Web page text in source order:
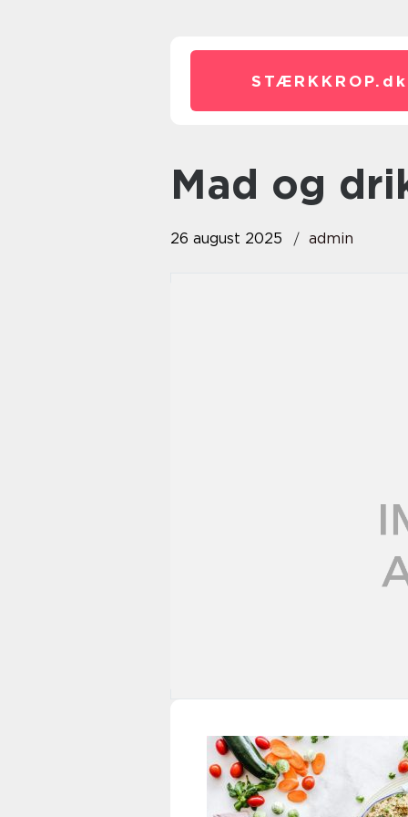
STÆRKKROP. dk
Mad og
26 august 2025 admin